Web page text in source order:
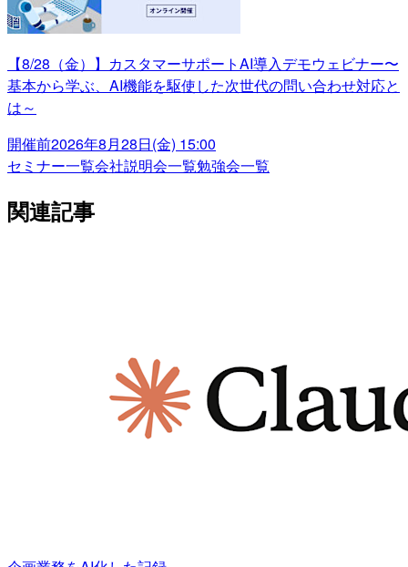
【8/28（金）】カスタマーサポートAI導入デモウェビナー〜
基本から学ぶ、AI機能を駆使した次世代の問い合わせ対応と
は～
開催前2026年8月28日(金) 15:00
セミナー一覧会社説明会一覧勉強会一覧
関連記事